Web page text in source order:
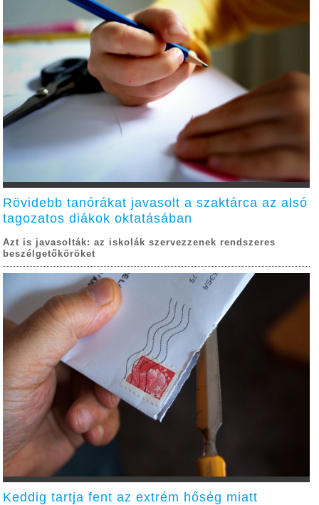
Rövidebb tanórákat javasolt a szaktárca az alsó
tagozatos diákok oktatásában
Azt is javasolták: az iskolák szervezzenek rendszeres
beszélgetőköröket
Keddig tartja fent az extrém hőség miatt